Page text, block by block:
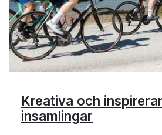
Kreativa och
insamlingar